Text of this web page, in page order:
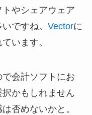
やシェアウェア
ですね。 Vectorに
います。
会計ソフトにお
かもしれません
否めないかと。